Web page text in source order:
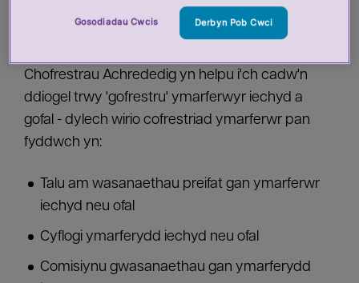
iechyd a gofal wedi'u hyfforddi, yn fedrus ac yn
trin cleifion, y cyhoedd a defnyddwyr
Chofrestrau Achrededig yn helpu i'ch cadw'n
ddiogel trwy 'gofrestru' ymarferwyr iechyd a
gofal - dylech wirio cofrestriad ymarferwr pan
fyddwch yn:
Talu am wasanaethau preifat gan ymarferwr
iechyd neu ofal
Cyflogi ymarferydd iechyd neu ofal
Comisiynu gwasanaethau gan ymarferydd
Gosodiadau Cwcis Derbyn Pob Cwci